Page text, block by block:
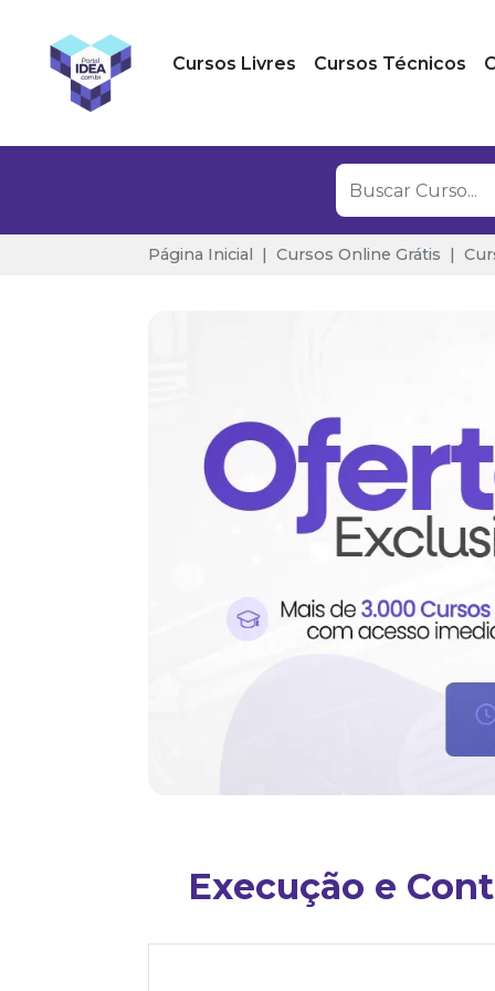
Cursos Livres Cursos Técnicos
Página Inicial Cursos Online Grátis
Execução e